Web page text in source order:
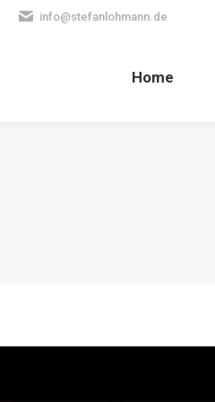
info@stefanlohmann.de
Home